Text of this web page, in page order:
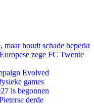
houdt schade beperkt
zege FC Twente
Evolved
games
is begonnen
derde